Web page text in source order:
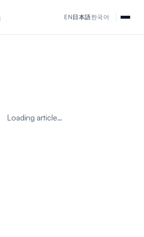
EN 日本語한국어
Loading article…